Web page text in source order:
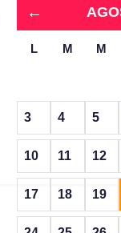
←
L M M
3 4 5
10 11 12
17 18 19